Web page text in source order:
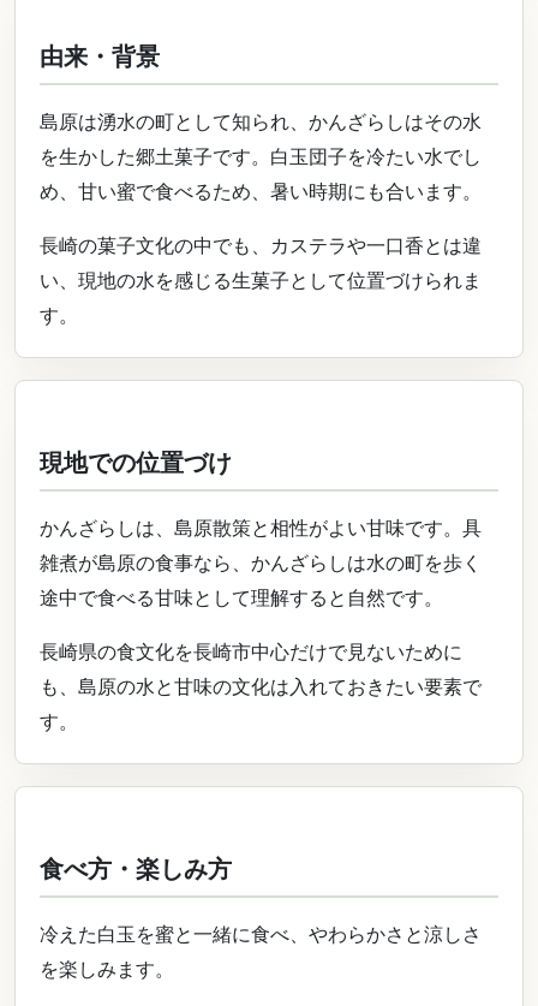
由来・背景
島原は湧水の町として知られ、かんざらしはその水
を生かした郷土菓子です。白玉団子を冷たい水でし
め、甘い蜜で食べるため、暑い時期にも合います。
長崎の菓子文化の中でも、カステラや一口香とは違
い、現地の水を感じる生菓子として位置づけられま
す。
現地での位置づけ
かんざらしは、島原散策と相性がよい甘味です。具
雑煮が島原の食事なら、かんざらしは水の町を歩く
途中で食べる甘味として理解すると自然です。
長崎県の食文化を長崎市中心だけで見ないために
も、島原の水と甘味の文化は入れておきたい要素で
す。
食べ方・楽しみ方
冷えた白玉を蜜と一緒に食べ、やわらかさと涼しさ
を楽しみます。